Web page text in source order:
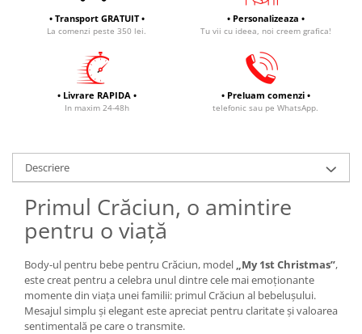
• Transport GRATUIT •
La comenzi peste 350 lei.
• Personalizeaza •
Tu vii cu ideea, noi creem grafica!
• Livrare RAPIDA •
In maxim 24-48h
• Preluam comenzi •
telefonic sau pe WhatsApp.
Descriere
Primul Crăciun, o amintire
pentru o viață
Body-ul pentru bebe pentru Crăciun, model „My 1st Christmas”,
este creat pentru a celebra unul dintre cele mai emoționante
momente din viața unei familii: primul Crăciun al bebelușului.
Mesajul simplu și elegant este apreciat pentru claritate și valoarea
sentimentală pe care o transmite.